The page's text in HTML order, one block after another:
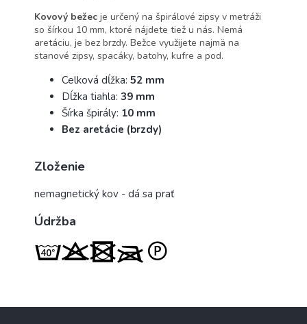
Kovový bežec je určený na špirálové zipsy v metráži
so šírkou 10 mm, ktoré nájdete tiež u nás. Nemá
aretáciu, je bez brzdy. Bežce využijete najmä na
stanové zipsy, spacáky, batohy, kufre a pod.
Celková dĺžka: 52 mm
Dĺžka tiahla: 39 mm
Šírka špirály: 10 mm
Bez aretácie (brzdy)
Zloženie
nemagnetický kov - dá sa prať
Údržba